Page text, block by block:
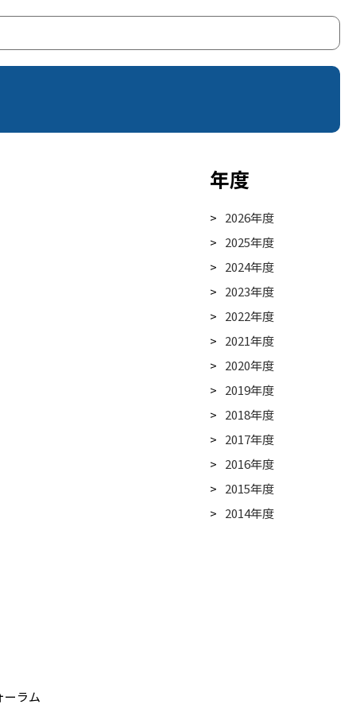
年度
2026年度
2025年度
2024年度
2023年度
2022年度
2021年度
2020年度
2019年度
2018年度
2017年度
2016年度
2015年度
2014年度
ラム